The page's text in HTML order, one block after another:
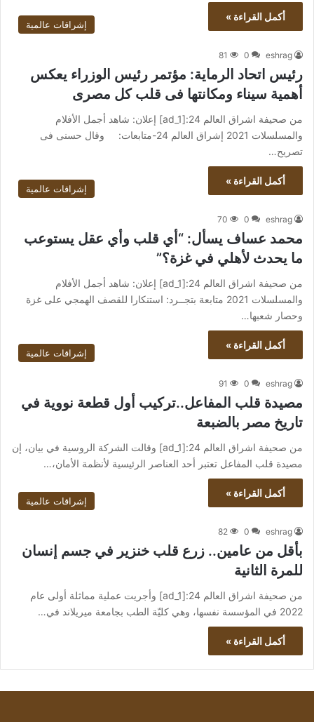
أكمل القراءة »
إشراقات عالمية
eshrag
0
81
رئيس اتحاد الرماية: مؤتمر رئيس الوزراء يعكس
أهمية سيناء ومكانتها فى قلب كل مصرى
من صحيفة اشراق العالم 24:[ad_1] إعلان: شاهد أجمل الأفلام
والمسلسلات 2021 إشراق العالم 24-متابعات: وقال حسنى فى
تصريح…
أكمل القراءة »
إشراقات عالمية
eshrag
0
70
محمد عساف يسأل: “أي قلب وأي عقل يستوعب
ما يحدث لأهلي في غزة؟”
من صحيفة اشراق العالم 24:[ad_1] إعلان: شاهد أجمل الأفلام
والمسلسلات 2021 متابعة بتجــرد: استنكارا للقصف الهمجي على غزة
وحصار شعبها…
أكمل القراءة »
إشراقات عالمية
eshrag
0
91
مصيدة قلب المفاعل..تركيب أول قطعة نووية في
تاريخ مصر بالضبعة
من صحيفة اشراق العالم 24:[ad_1] وقالت الشركة الروسية في بيان، إن
مصيدة قلب المفاعل تعتبر أحد العناصر الرئيسية لأنظمة الأمان،…
أكمل القراءة »
إشراقات عالمية
eshrag
0
82
بأقل من عامين.. زرع قلب خنزير في جسم إنسان
للمرة الثانية
من صحيفة اشراق العالم 24:[ad_1] وأجريت عملية مماثلة أولى عام
2022 في المؤسسة نفسها، وهي كليّة الطب بجامعة ميريلاند في…
أكمل القراءة »